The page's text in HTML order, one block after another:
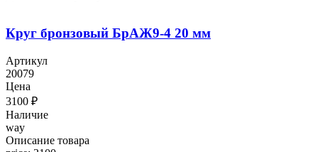
Круг бронзовый БрАЖ9-4 20 мм
Артикул
20079
Цена
3100 ₽
Наличие
way
Описание товара